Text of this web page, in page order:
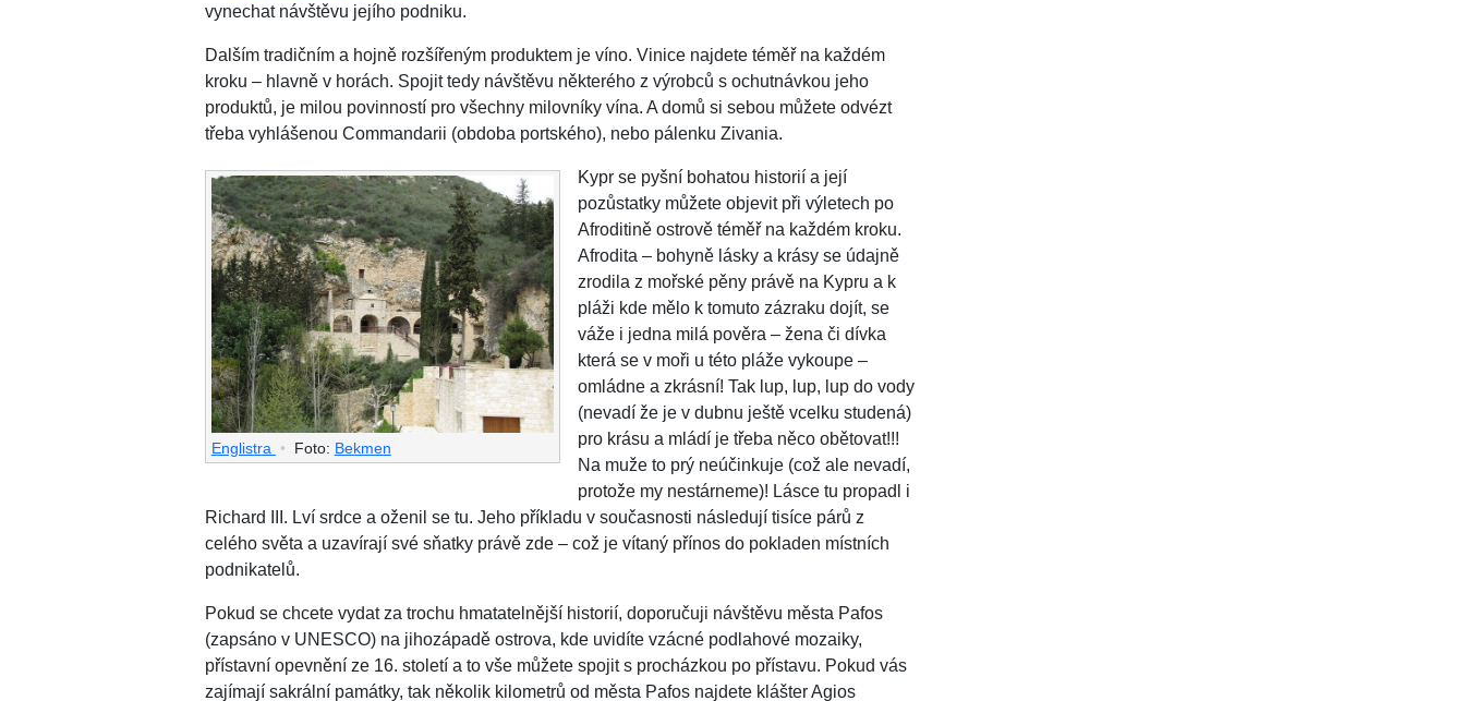
vynechat návštěvu jejího podniku.
Dalším tradičním a hojně rozšířeným produktem je víno. Vinice najdete téměř na každém
kroku – hlavně v horách. Spojit tedy návštěvu některého z výrobců s ochutnávkou jeho
produktů, je milou povinností pro všechny milovníky vína. A domů si sebou můžete odvézt
třeba vyhlášenou Commandarii (obdoba portského), nebo pálenku Zivania.
Englistra • Foto: Bekmen
Kypr se pyšní bohatou historií a její
pozůstatky můžete objevit při výletech po
Afroditině ostrově téměř na každém kroku.
Afrodita – bohyně lásky a krásy se údajně
zrodila z mořské pěny právě na Kypru a k
pláži kde mělo k tomuto zázraku dojít, se
váže i jedna milá pověra – žena či dívka
která se v moři u této pláže vykoupe –
omládne a zkrásní! Tak lup, lup, lup do vody
(nevadí že je v dubnu ještě vcelku studená)
pro krásu a mládí je třeba něco obětovat!!!
Na muže to prý neúčinkuje (což ale nevadí,
protože my nestárneme)! Lásce tu propadl i
Richard III. Lví srdce a oženil se tu. Jeho příkladu v současnosti následují tisíce párů z
celého světa a uzavírají své sňatky právě zde – což je vítaný přínos do pokladen místních
podnikatelů.
Pokud se chcete vydat za trochu hmatatelnější historií, doporučuji návštěvu města Pafos
(zapsáno v UNESCO) na jihozápadě ostrova, kde uvidíte vzácné podlahové mozaiky,
přístavní opevnění ze 16. století a to vše můžete spojit s procházkou po přístavu. Pokud vás
zajímají sakrální památky, tak několik kilometrů od města Pafos najdete klášter Agios